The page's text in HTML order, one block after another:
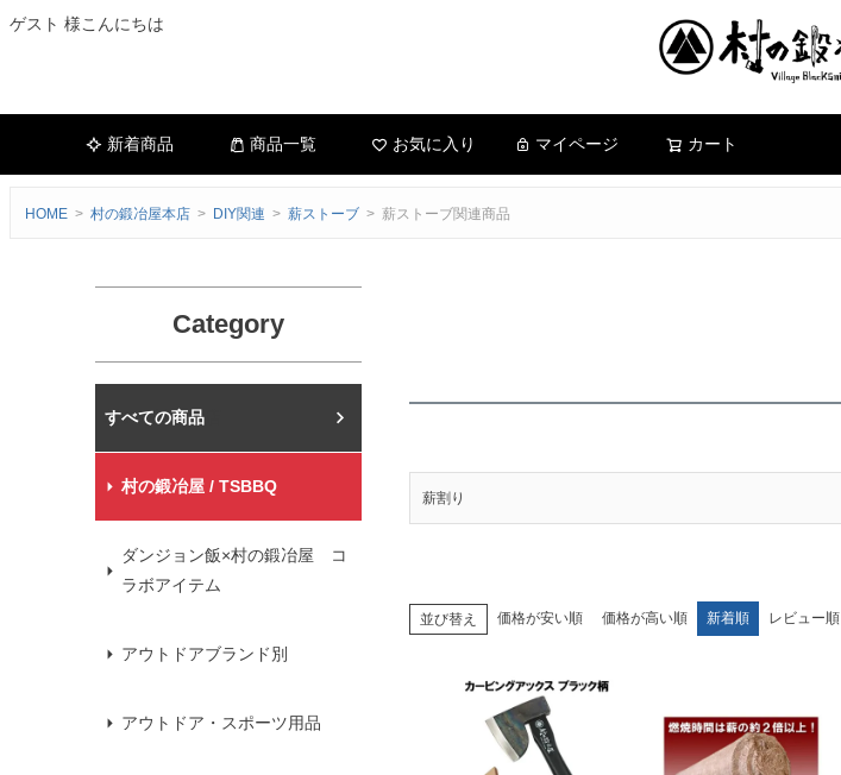
ゲスト 様こんにちは
新着商品 商品一覧 お気に入り マイページ カート
HOME 村の鍛冶屋本店 DIY関連 薪ストーブ 薪ストーブ関連商品
Category
村の鍛冶屋本店
村の鍛冶屋 / TSBBQ
ダンジョン飯×村の鍛冶屋 コ
ラボアイテム
アウトドアブランド別
アウトドア・スポーツ用品
薪割り
並び替え 価格が安い順 価格が高い順 新着順 レビュー順